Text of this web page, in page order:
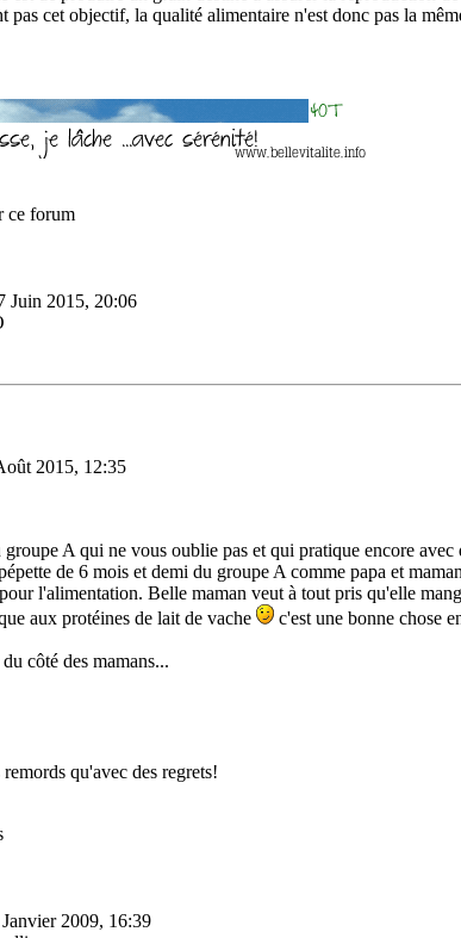
pas cet objectif, la qualité alimentaire n'est donc pas la
ce forum
Juin 2015, 20:06
2015, 12:35
A qui ne vous oublie pas et qui pratique encore avec
de 6 mois et demi du groupe A comme papa et
l'alimentation. Belle maman veut à tout pris qu'elle
aux protéines de lait de vache
c'est une bonne chose
côté des mamans...
qu'avec des regrets!
2009, 16:39